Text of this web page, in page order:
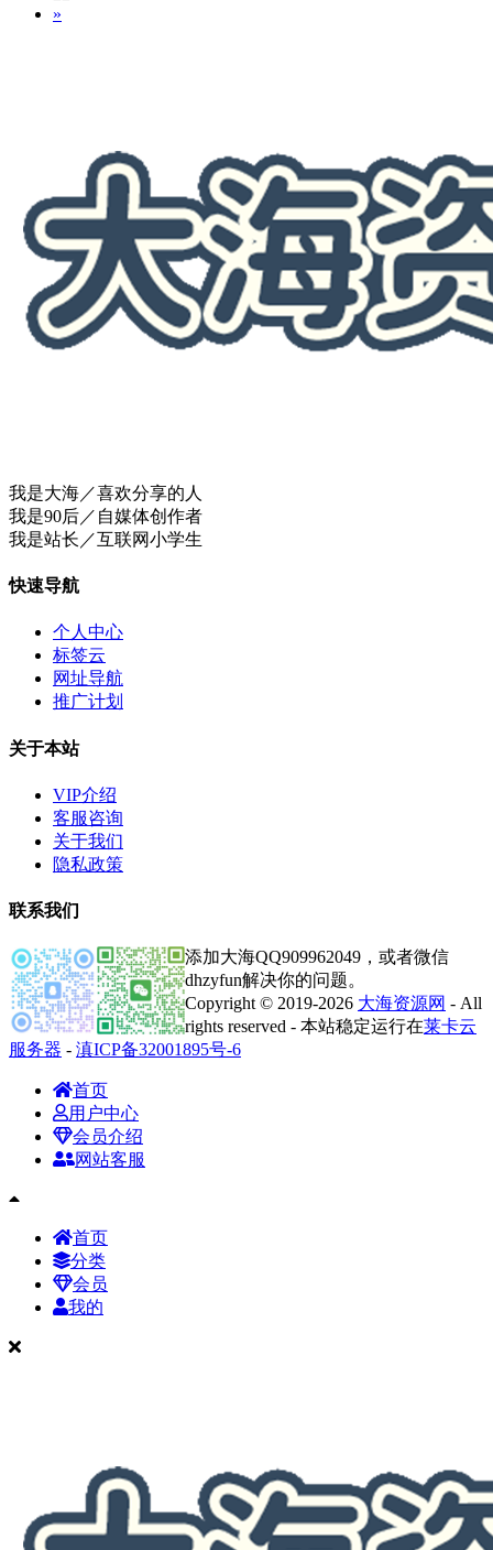
»
我是大海／喜欢分享的人
我是90后／自媒体创作者
我是站长／互联网小学生
快速导航
个人中心
标签云
网址导航
推广计划
关于本站
VIP介绍
客服咨询
关于我们
隐私政策
联系我们
添加大海QQ909962049，或者微信
dhzyfun解决你的问题。
Copyright © 2019-2026 大海资源网 - All
rights reserved - 本站稳定运行在莱卡云
服务器 - 滇ICP备32001895号-6
首页
用户中心
会员介绍
网站客服
首页
分类
会员
我的